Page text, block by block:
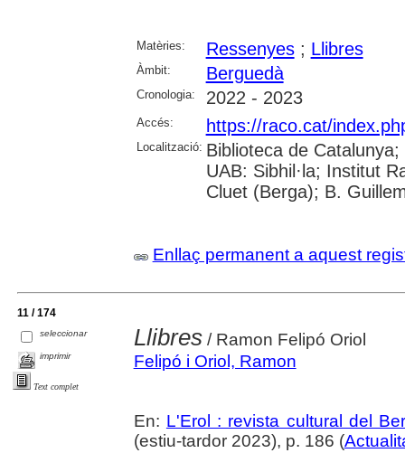
Matèries: Ressenyes; Llibres
Àmbit: Berguedà
Cronologia: 2022 - 2023
Accés: https://raco.cat/
Localització: Biblioteca de
UAB: Sibhil·la; Institut
Cluet (Berga); B.
Enllaç permanent a aquest
11 / 174
seleccionar
imprimir
Text complet
Llibres/ Ramon Felipó Oriol
Felipó i Oriol, Ramon
En: L'Erol : revista cultural del
(estiu-tardor 2023), p. 186 (